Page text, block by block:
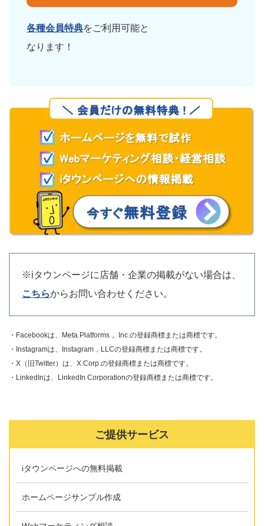
各種会員特典をご利用可能と
なります！
※iタウンページに店舗・企業の掲載がない場合は、
こちらからお問い合わせください。
・Facebookは、Meta Platforms， Inc.の登録商標または商標です。
・Instagramは、Instagram，LLCの登録商標または商標です。
・X（旧Twitter）は、X Corp.の登録商標または商標です。
・LinkedInは、LinkedIn Corporationの登録商標または商標です。
ご提供サービス
iタウンページへの無料掲載
ホームページサンプル作成